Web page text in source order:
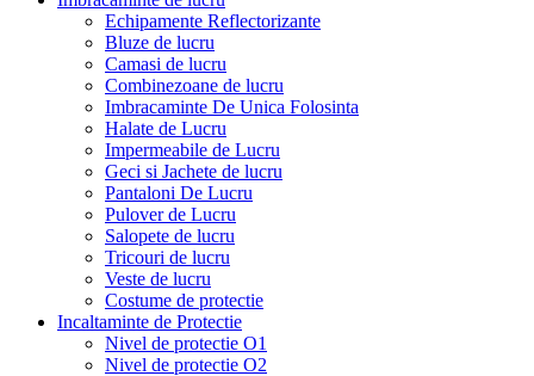
Echipamente Reflectorizante
Bluze de lucru
Camasi de lucru
Combinezoane de lucru
Imbracaminte De Unica Folosinta
Halate de Lucru
Impermeabile de Lucru
Geci si Jachete de lucru
Pantaloni De Lucru
Pulover de Lucru
Salopete de lucru
Tricouri de lucru
Veste de lucru
Costume de protectie
Incaltaminte de Protectie
Nivel de protectie O1
Nivel de protectie O2